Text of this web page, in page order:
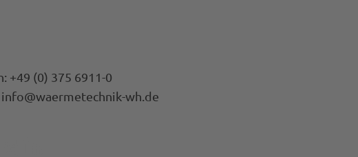
+49 (0) 375 6911-0
info@waermetechnik-wh.de